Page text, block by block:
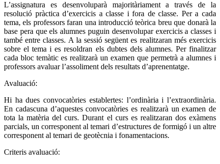
L’assignatura es desenvoluparà majoritàriament a través de la
resolució pràctica d’exercicis a classe i fora de classe. Per a cada
tema, els professors faran una introducció teòrica breu que donarà la
base pera que els alumnes puguin desenvolupar exercicis a classes i
també entre classes. A la sessió següent es realitzaran més exercicis
sobre el tema i es resoldran els dubtes dels alumnes. Per finalitzar
cada bloc temàtic es realitzarà un examen que permetrà a alumnes i
professors avaluar l’assoliment dels resultats d’aprenentatge.
Avaluació:
Hi ha dues convocatòries establertes: l’ordinària i l’extraordinària.
En cadascuna d’aquestes convocatòries es realitzarà un examen de
tota la matèria del curs. Durant el curs es realitzaran dos exàmens
parcials, un corresponent al temari d’estructures de formigó i un altre
corresponent al temari de geotècnia i fonamentacions.
Criteris avaluació: